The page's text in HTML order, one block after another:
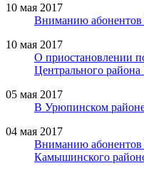
10 мая 2017
Вниманию абонентов
10 мая 2017
О приостановлении
Центрального района
05 мая 2017
В Урюпинском
04 мая 2017
Вниманию абонентов
Камышинского